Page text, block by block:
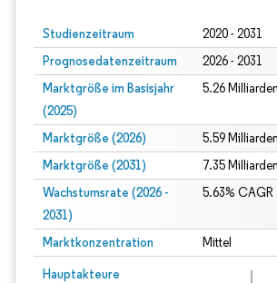
Studienzeitraum 2020 - 2031
Prognosedatenzeitraum 2026 - 2031
Marktgröße im Basisjahr
(2025)
5.26
Marktgröße (2026) 5.59
Marktgröße (2031) 7.35
Wachstumsrate (2026 -
2031)
5.63% CAGR
Marktkonzentration Mittel
Hauptakteure
Bild © Mordor Intelligence. Wiederverwendung